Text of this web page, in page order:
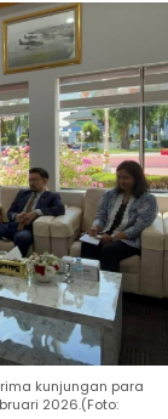
kunjungan para
2026.(Foto: